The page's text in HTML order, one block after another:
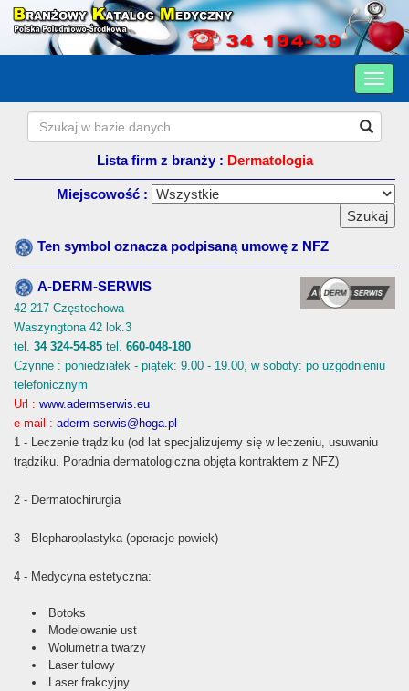
Lista firm z branży : Dermatologia
Miejscowość :
Ten symbol oznacza podpisaną umowę z NFZ
A-DERM-SERWIS
42-217 Częstochowa
Waszyngtona 42 lok.3
tel. 34 324-54-85 tel. 660-048-180
Czynne : poniedziałek - piątek: 9.00 - 19.00, w soboty: po uzgodnieniu
telefonicznym
Url : www.adermserwis.eu
e-mail : aderm-serwis@hoga.pl
1 - Leczenie trądziku (od lat specjalizujemy się w leczeniu, usuwaniu
trądziku. Poradnia dermatologiczna objęta kontraktem z NFZ)
2 - Dermatochirurgia
3 - Blepharoplastyka (operacje powiek)
4 - Medycyna estetyczna:
Botoks
Modelowanie ust
Wolumetria twarzy
Laser tulowy
Laser frakcyjny